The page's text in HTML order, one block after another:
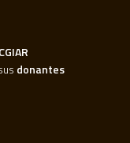
donantes